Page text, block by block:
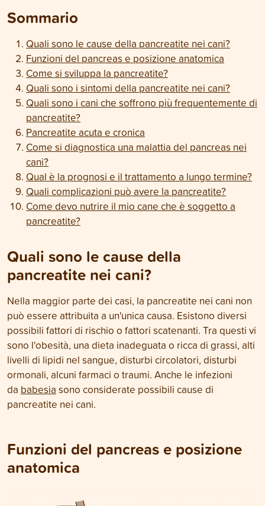
Sommario
Quali sono le cause della pancreatite nei cani?
Funzioni del pancreas e posizione anatomica
Come si sviluppa la pancreatite?
Quali sono i sintomi della pancreatite nei cani?
Quali sono i cani che soffrono più frequentemente di
pancreatite?
Pancreatite acuta e cronica
Come si diagnostica una malattia del pancreas nei
cani?
Qual è la prognosi e il trattamento a lungo termine?
Quali complicazioni può avere la pancreatite?
Come devo nutrire il mio cane che è soggetto a
pancreatite?
Quali sono le cause della
pancreatite nei cani?
Nella maggior parte dei casi, la pancreatite nei cani non
può essere attribuita a un'unica causa. Esistono diversi
possibili fattori di rischio o fattori scatenanti. Tra questi vi
sono l'obesità, una dieta inadeguata o ricca di grassi, alti
livelli di lipidi nel sangue, disturbi circolatori, disturbi
ormonali, alcuni farmaci o traumi. Anche le infezioni
da babesia sono considerate possibili cause di
pancreatite nei cani.
Funzioni del pancreas e posizione
anatomica